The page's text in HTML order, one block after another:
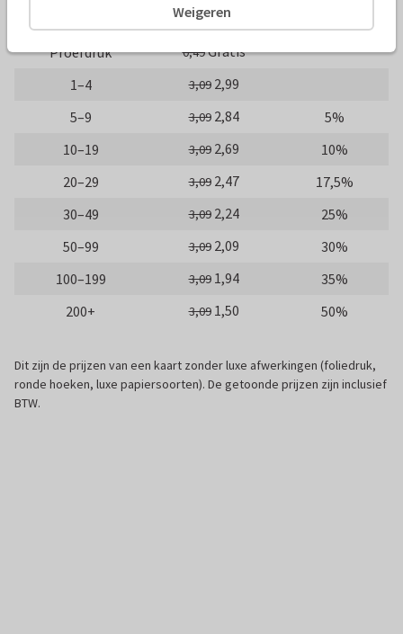
Prijs p/s
Proefdruk 0,49Gratis
1–4
3,09 2,99
5–9
3,09 2,84
5%
10–19
3,09 2,69
10%
20–29
3,09 2,47
17,5%
30–49
3,09 2,24
25%
50–99
3,09 2,09
30%
100–199
3,09 1,94
35%
200+
3,09 1,50 50%
Dit zijn de prijzen van een kaart zonder luxe afwerkingen (foliedruk,
ronde hoeken, luxe papiersoorten). De getoonde prijzen zijn inclusief
BTW.
Weigeren